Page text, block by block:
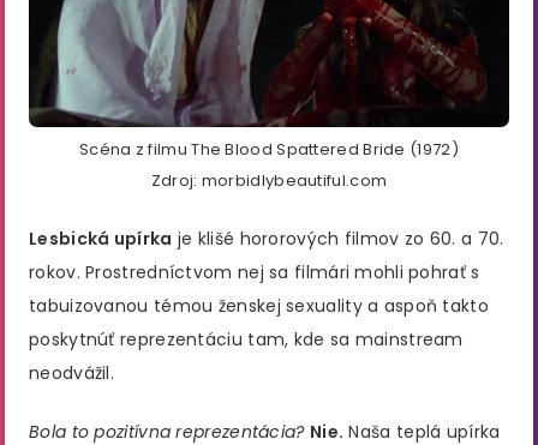
Scéna z filmu The Blood Spattered Bride (1972)
Zdroj: morbidlybeautiful.com
Lesbická upírka je klišé hororových filmov zo 60. a 70.
rokov. Prostredníctvom nej sa filmári mohli pohrať s
tabuizovanou témou ženskej sexuality a aspoň takto
poskytnúť reprezentáciu tam, kde sa mainstream
neodvážil.
Bola to pozitívna reprezentácia? Nie. Naša teplá upírka